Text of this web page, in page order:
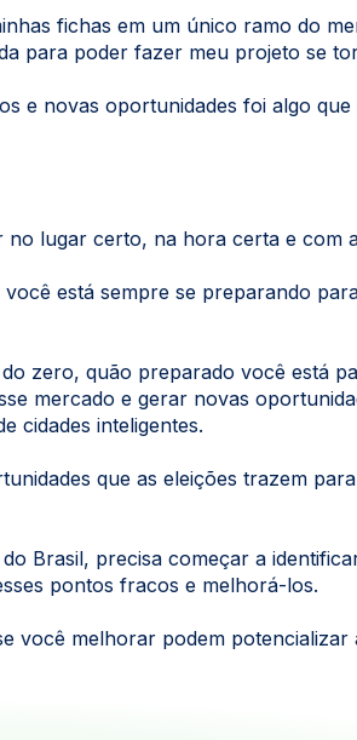
fichas em um único ramo do
para poder fazer meu projeto se
e novas oportunidades foi algo
lugar certo, na hora certa e com
está sempre se preparando
zero, quão preparado você está
mercado e gerar novas
cidades inteligentes.
que as eleições trazem
Brasil, precisa começar a
pontos fracos e melhorá-los.
você melhorar podem potencializar